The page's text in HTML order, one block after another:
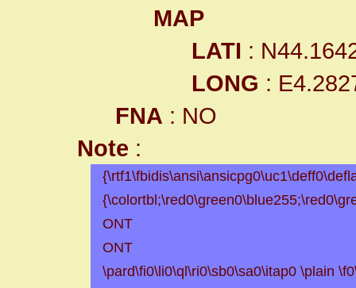
MAP
LATI :
LONG :
FNA : NO
Note :
ONT
ONT
\pard\fi0\li0\ql\ri0\sb0\sa0\itap0 \plain